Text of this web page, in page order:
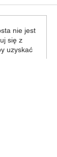
-
nie jest
się z
uzyskać